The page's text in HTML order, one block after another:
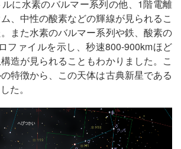
に水素のバルマー系列の他、1階電離
、中性の酸素などの輝線が見られるこ
また水素のバルマー系列や鉄、酸素の
ファイルを示し、秒速800-900kmほど
造が見られることもわかりました。こ
特徴から、この天体は古典新星である
た。